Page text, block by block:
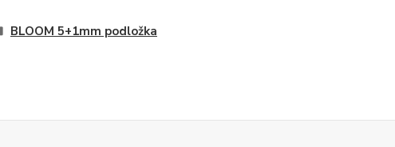
BLOOM 5+1mm podložka